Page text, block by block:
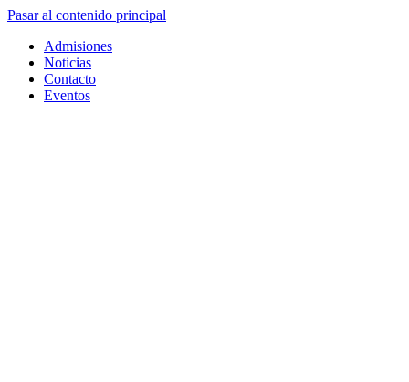
Pasar al contenido principal
Admisiones
Noticias
Contacto
Eventos